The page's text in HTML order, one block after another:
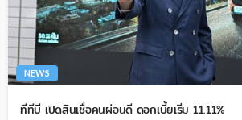
NEWS
ทีทีบี เปิดสินเชื่อคนผ่อนดี ดอกเบี้ยเริ่ม 11.11%